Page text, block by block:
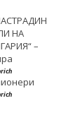
НА
–